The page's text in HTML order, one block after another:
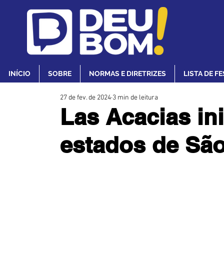
INÍCIO SOBRE NORMAS E DIRETRIZES LISTA DE
Las Acacias
estados de
27 de fev. de 2024 3 min de leitura